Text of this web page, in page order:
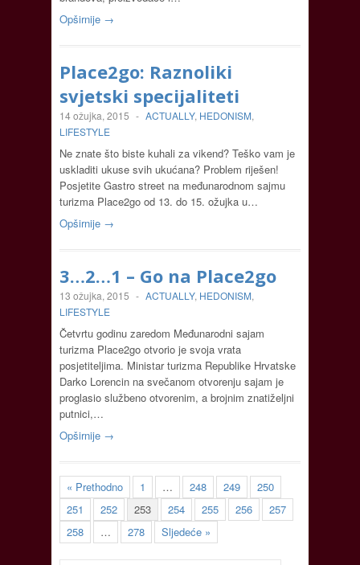
Opširnije →
Place2go: Raznoliki
svjetski specijaliteti
14 ožujka, 2015 - ACTUALLY, HEDONISM,
LIFESTYLE
Ne znate što biste kuhali za vikend? Teško vam je
uskladiti ukuse svih ukućana? Problem riješen!
Posjetite Gastro street na međunarodnom sajmu
turizma Place2go od 13. do 15. ožujka u…
Opširnije →
3…2…1 – Go na Place2go
13 ožujka, 2015 - ACTUALLY, HEDONISM,
LIFESTYLE
Četvrtu godinu zaredom Međunarodni sajam
turizma Place2go otvorio je svoja vrata
posjetiteljima. Ministar turizma Republike Hrvatske
Darko Lorencin na svečanom otvorenju sajam je
proglasio službeno otvorenim, a brojnim znatiželjni
putnici,…
Opširnije →
« Prethodno 1 … 248 249
250
251
252 253 254 255 256
257
258
… 278 Sljedeće »